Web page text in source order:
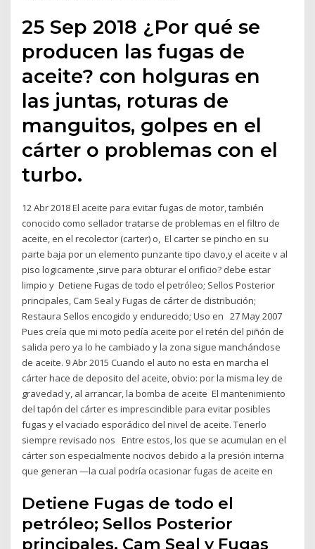
25 Sep 2018 ¿Por qué se
producen las fugas de
aceite? con holguras en
las juntas, roturas de
manguitos, golpes en el
cárter o problemas con el
turbo.
12 Abr 2018 El aceite para evitar fugas de motor, también
conocido como sellador tratarse de problemas en el filtro de
aceite, en el recolector (carter) o, El carter se pincho en su
parte baja por un elemento punzante tipo clavo,y el aceite v al
piso logicamente ,sirve para obturar el orificio? debe estar
limpio y Detiene Fugas de todo el petróleo; Sellos Posterior
principales, Cam Seal y Fugas de cárter de distribución;
Restaura Sellos encogido y endurecido; Uso en 27 May 2007
Pues creía que mi moto pedía aceite por el retén del piñón de
salida pero ya lo he cambiado y la zona sigue manchándose
de aceite. 9 Abr 2015 Cuando el auto no esta en marcha el
cárter hace de deposito del aceite, obvio: por la misma ley de
gravedad y, al arrancar, la bomba de aceite El mantenimiento
del tapón del cárter es imprescindible para evitar posibles
fugas y el vaciado esporádico del nivel de aceite. Tenerlo
siempre revisado nos Entre estos, los que se acumulan en el
cárter son especialmente nocivos debido a la presión interna
que generan —la cual podría ocasionar fugas de aceite en
Detiene Fugas de todo el
petróleo; Sellos Posterior
principales, Cam Seal y Fugas